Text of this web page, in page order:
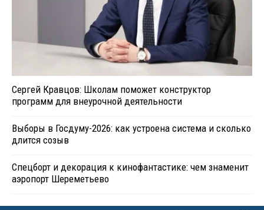
Сергей Кравцов: Школам поможет конструктор
программ для внеурочной деятельности
Выборы в Госдуму-2026: как устроена система и сколько
длится созыв
Спецборт и декорация к кинофантастике: чем знаменит
аэропорт Шереметьево